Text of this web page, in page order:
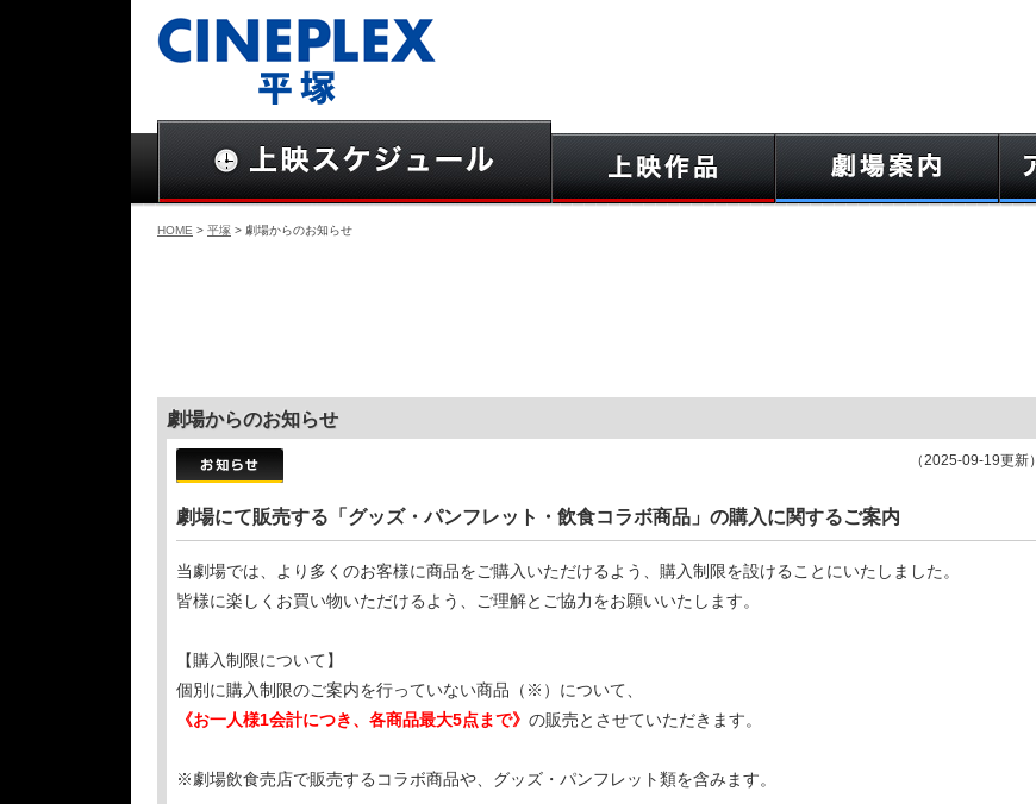
HOME > 平塚 > 劇場からのお知らせ
劇場からのお知らせ
（2025-09-19更新）
劇場にて販売する「グッズ・パンフレット・飲食コラボ商品」の購入に関するご案内
当劇場では、より多くのお客様に商品をご購入いただけるよう、購入制限を設けることにいたしました。
皆様に楽しくお買い物いただけるよう、ご理解とご協力をお願いいたします。
【購入制限について】
個別に購入制限のご案内を行っていない商品（※）について、
《お一人様1会計につき、各商品最大5点まで》 の販売とさせていただきます。
※劇場飲食売店で販売するコラボ商品や、グッズ・パンフレット類を含みます。